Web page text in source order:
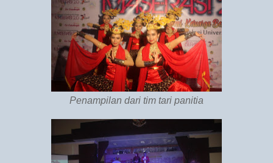
Penampilan dari tim tari panitia